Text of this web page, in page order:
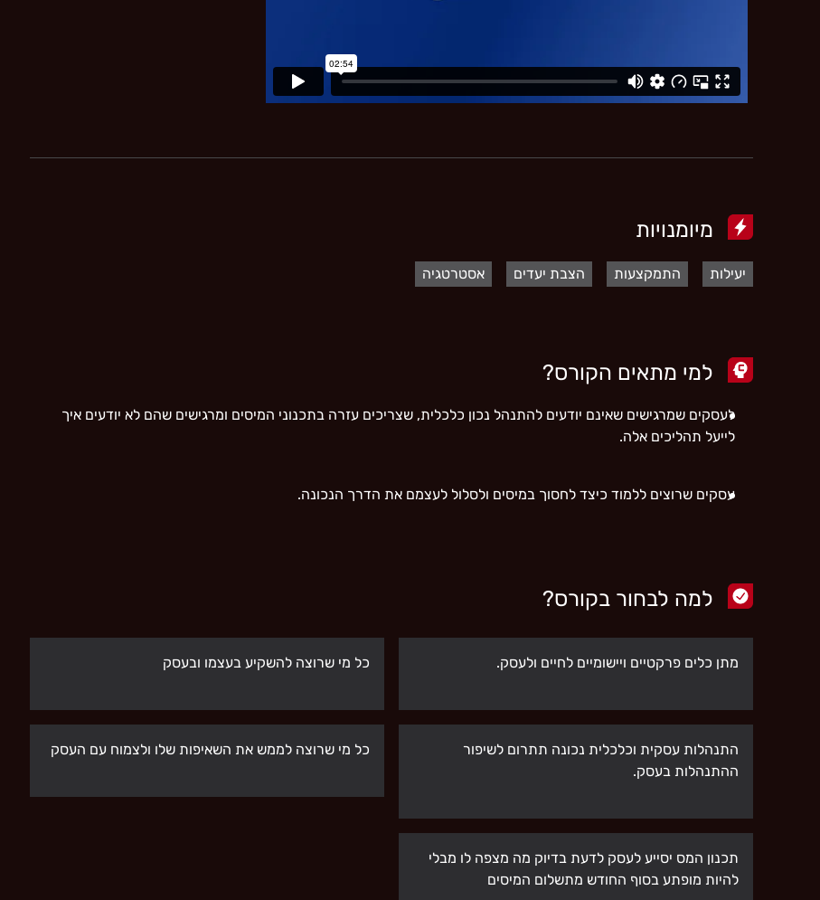
מיומנויות
יעילות התמקצעות הצבת יעדים אסטרטגיה
למי מתאים הקורס?
לעסקים שמרגישים שאינם יודעים להתנהל נכון כלכלית, שצריכים עזרה בתכנוני המיסים ומרגישים שהם לא יודעים איך
לייעל תהליכים אלה.
עסקים שרוצים ללמוד כיצד לחסוך במיסים ולסלול לעצמם את הדרך הנכונה.
למה לבחור בקורס?
מתן כלים פרקטיים ויישומיים לחיים ולעסק.
התנהלות עסקית וכלכלית נכונה תתרום לשיפור
ההתנהלות בעסק.
תכנון המס יסייע לעסק לדעת בדיוק מה מצפה לו מבלי
להיות מופתע בסוף החודש מתשלום המיסים
כל מי שרוצה להשקיע בעצמו ובעסק
כל מי שרוצה לממש את השאיפות שלו ולצמוח עם העסק